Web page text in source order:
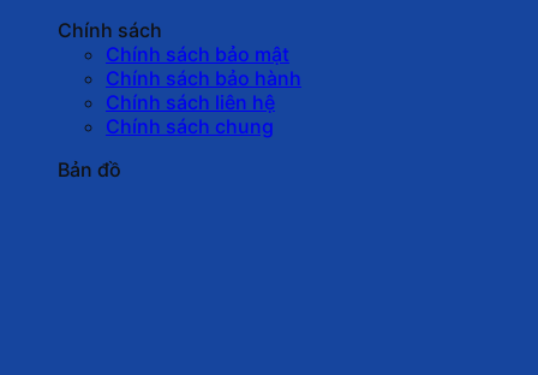
Chính sách
Chính sách bảo mật
Chính sách bảo hành
Chính sách liên hệ
Chính sách chung
Bản đồ